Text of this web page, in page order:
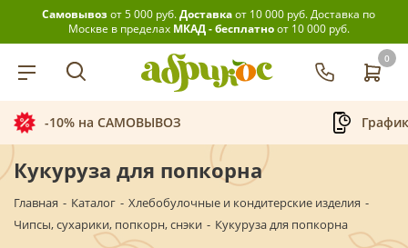
Самовывозот 5 000 руб.Доставкаот 10 000 руб.Доставка по
Москве в пределах МКАД - бесплатноот 10 000 руб.
0
-10% на САМОВЫВОЗ
Кукуруза для попкорна
Главная - Каталог - Хлебобулочные и кондитерские изделия -
Чипсы, сухарики, попкорн, снэки - Кукуруза для попкорна